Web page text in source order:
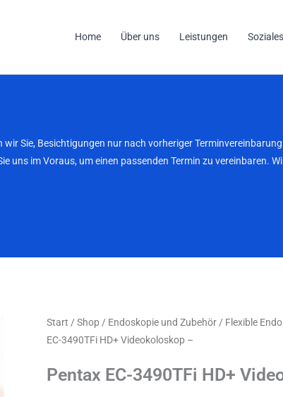
Home Über uns Leistungen
Sie, Besichtigungen nur nach vorheriger
uns im Voraus, um einen passenden Termin zu vereinbaren.
Start / Shop / Endoskopie und Zubehör / Flexible
EC-3490TFi HD+ Videokoloskop –
Pentax EC-3490TFi HD+